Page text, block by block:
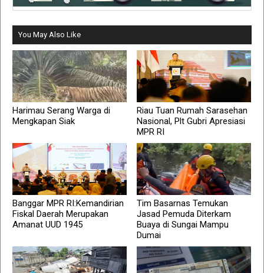
You May Also Like
Harimau Serang Warga di
Mengkapan Siak
Riau Tuan Rumah Sarasehan
Nasional, Plt Gubri Apresiasi
MPR RI
Banggar MPR RI:Kemandirian
Fiskal Daerah Merupakan
Amanat UUD 1945
Tim Basarnas Temukan
Jasad Pemuda Diterkam
Buaya di Sungai Mampu
Dumai